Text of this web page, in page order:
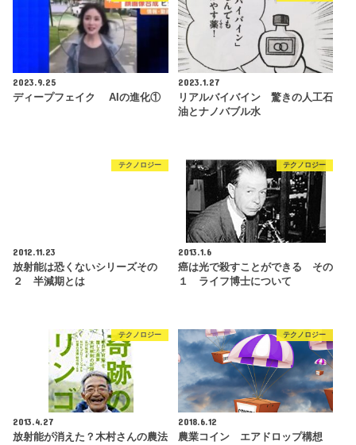
2023.9.25
ディープフェイク AIの進化①
2023.1.27
リアルバイバイン 驚きの人工石
油とナノバブル水
テクノロジー
2012.11.23
放射能は恐くないシリーズその
２ 半減期とは
テクノロジー
2013.1.6
癌は光で殺すことができる その
１ ライフ博士について
テクノロジー
2013.4.27
放射能が消えた？木村さんの農法
テクノロジー
2018.6.12
農業コイン エアドロップ構想